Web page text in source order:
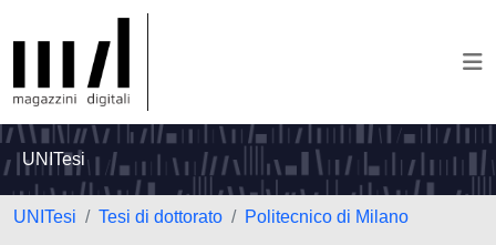
UNITesi
UNITesi Tesi di dottorato Politecnico di Milano